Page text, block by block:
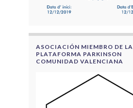
ASOCIACIÓN MIEMBRO DE LA
PLATAFORMA PARKINSON
COMUNIDAD VALENCIANA